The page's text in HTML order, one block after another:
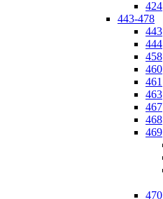
424
443-478
443
444
458
460
461
463
467
468
469
470